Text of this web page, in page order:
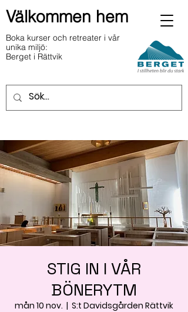
Välkommen hem
Boka kurser och retreater i vår
unika miljö:
Berget i Rättvik
STIG IN I VÅR
BÖNERYTM
mån 10 nov.
  |
S:t Davidsgården Rättvik